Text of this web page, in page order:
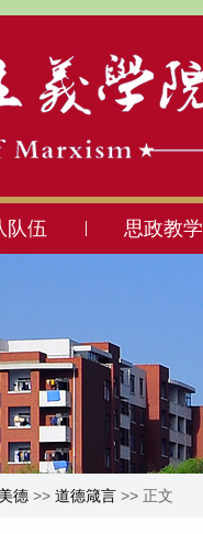
队伍 思政教学
德 >> 道德箴言 >> 正文